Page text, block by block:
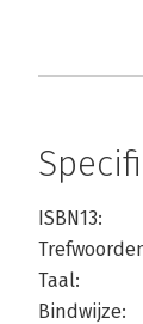
ISBN13:
Taal:
Bindwijze: